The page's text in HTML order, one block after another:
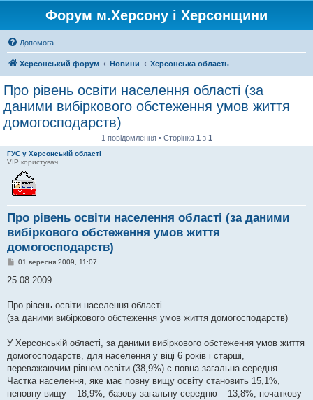
Форум м.Херсону і Херсонщини
Допомога
Херсонський форум Новини Херсонська область
Про рівень освіти населення області (за
даними вибіркового обстеження умов життя
домогосподарств)
1 повідомлення • Сторінка 1 з 1
ГУС у Херсонській області
VIP користувач
Про рівень освіти населення області (за даними
вибіркового обстеження умов життя
домогосподарств)
П
в
о
л
н
я
01 вересня 2009, 11:07
25.08.2009
Про рівень освіти населення області
(за даними вибіркового обстеження умов життя домогосподарств)
У Херсонській області, за даними вибіркового обстеження умов життя
домогосподарств, для населення у віці 6 років і старші,
переважаючим рівнем освіти (38,9%) є повна загальна середня.
Частка населення, яке має повну вищу освіту становить 15,1%,
неповну вищу – 18,9%, базову загальну середню – 13,8%, початкову